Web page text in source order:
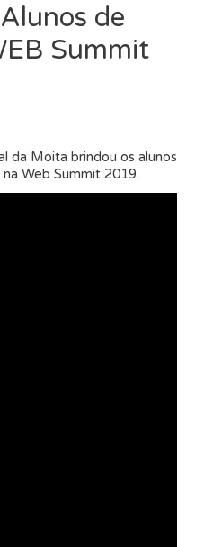
de
Summit
da Moita brindou os alunos
Web Summit 2019.